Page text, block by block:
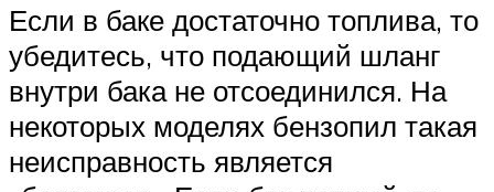
Если в баке достаточно топлива, то
убедитесь, что подающий шланг
внутри бака не отсоединился. На
некоторых моделях бензопил такая
неисправность является